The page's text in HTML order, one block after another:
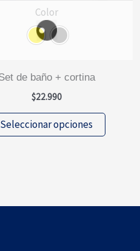
Color
set de baño + cortina
$22.990
Seleccionar opciones
Este
producto